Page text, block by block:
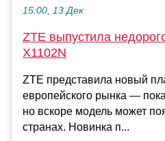
15:00, 13 Дек
ZTE выпустила
X1102N
ZTE представила новый
европейского рынка —
но вскоре модель может
странах. Новинка п...